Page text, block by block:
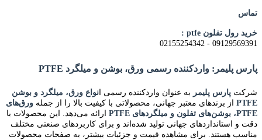
تماس
خرید رول تفلون ptfe :
09129569391 - 02155254342
پارس پلیمر: واردکننده رسمی ورق، بوشن و میلگرد PTFE
شرکت پارس پلیمر به عنوان واردکننده رسمی ا نواع ورق، میلگرد و بوشن
PTFE از برندهای معتبر جهانی، محصولاتی با کیفیت بالا را از جمله ورق‌های
PTFE، بوشن‌های تفلون و میلگردهای PTFE
ارائه می‌دهد. این محصولات با
دقت و استانداردهای جهانی تولید شده‌اند و برای کاربردهای صنعتی مختلف
مناسب هستند. برای مشاهده قیمت و جزئیات بیشتر، به صفحات محصولات